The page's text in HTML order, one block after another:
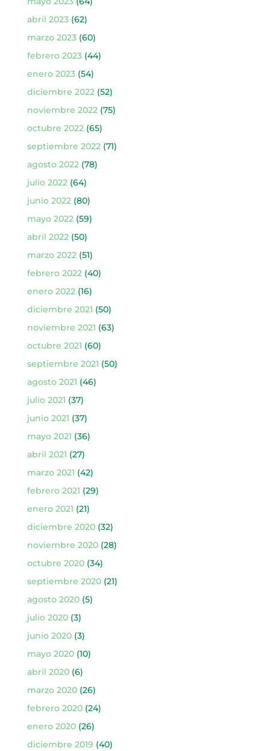
abril 2023(62)
marzo 2023(60)
febrero 2023(44)
enero 2023(54)
diciembre 2022(52)
noviembre 2022(75)
octubre 2022(65)
septiembre 2022(71)
agosto 2022(78)
julio 2022(64)
junio 2022(80)
mayo 2022(59)
abril 2022(50)
marzo 2022(51)
febrero 2022(40)
enero 2022(16)
diciembre 2021 (50)
noviembre 2021 (63)
octubre 2021 (60)
septiembre 2021 (50)
agosto 2021 (46)
julio 2021 (37)
junio 2021 (37)
mayo 2021 (36)
abril 2021 (27)
marzo 2021 (42)
febrero 2021 (29)
enero 2021 (21)
diciembre 2020(32)
noviembre 2020(28)
octubre 2020(34)
septiembre 2020(21)
agosto 2020(5)
julio 2020(3)
junio 2020(3)
mayo 2020(10)
abril 2020(6)
marzo 2020(26)
febrero 2020(24)
enero 2020(26)
diciembre 2019 (40)